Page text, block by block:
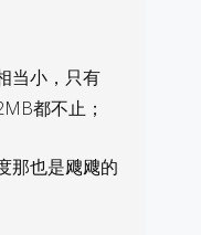
当小，只有
都不止；
那也是飕飕的